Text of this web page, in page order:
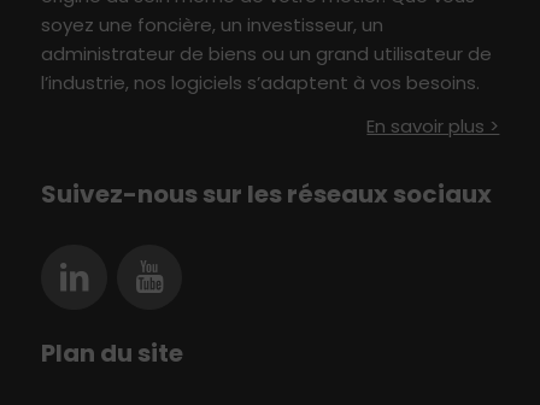
soyez une foncière, un investisseur, un
administrateur de biens ou un grand utilisateur de
l’industrie, nos logiciels s’adaptent à vos besoins.
En savoir plus >
Suivez-nous sur les réseaux sociaux
Plan du site